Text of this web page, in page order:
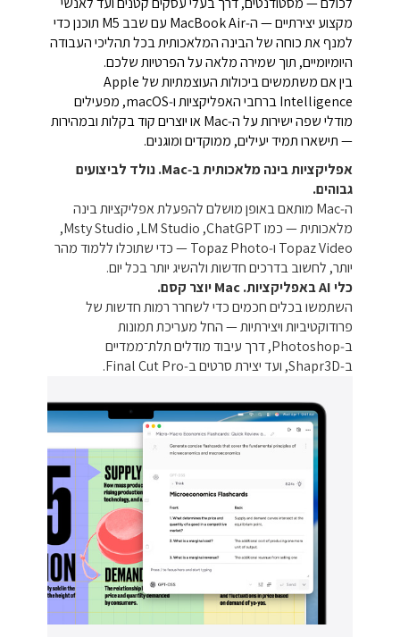
מקצוע יצירתיים — ה‑MacBook Air עם שבב M5 תוכנן כדי
למנף את כוחה של הבינה המלאכותית בכל תהליכי העבודה
היומיומיים, תוך שמירה מלאה על הפרטיות שלכם.
בין אם משתמשים ביכולות העוצמתיות של Apple
Intelligence ברחבי האפליקציות ו‑macOS, מפעילים
מודלי שפה ישירות על ה‑Mac או יוצרים קוד בקלות ובמהירות
— תישארו תמיד יעילים, ממוקדים ומוגנים.
אפליקציות בינה מלאכותית ב‑Mac. נולד לביצועים
גבוהים.
ה‑Mac מותאם באופן מושלם להפעלת אפליקציות בינה
מלאכותית — כמו ChatGPT, ‏LM Studio, ‏Msty Studio,
‏Topaz Video ו‑Topaz Photo — כדי שתוכלו ללמוד מהר
יותר, לחשוב בדרכים חדשות ולהשיג יותר בכל יום.
כלי AI באפליקציות. Mac יוצר קסם.
השתמשו בכלים חכמים כדי לשחרר רמות חדשות של
פרודוקטיביות ויצירתיות — החל מעריכת תמונות
ב‑Photoshop, דרך עיבוד מודלים תלת־ממדיים
ב‑Shapr3D, ועד יצירת סרטים ב‑Final Cut Pro.